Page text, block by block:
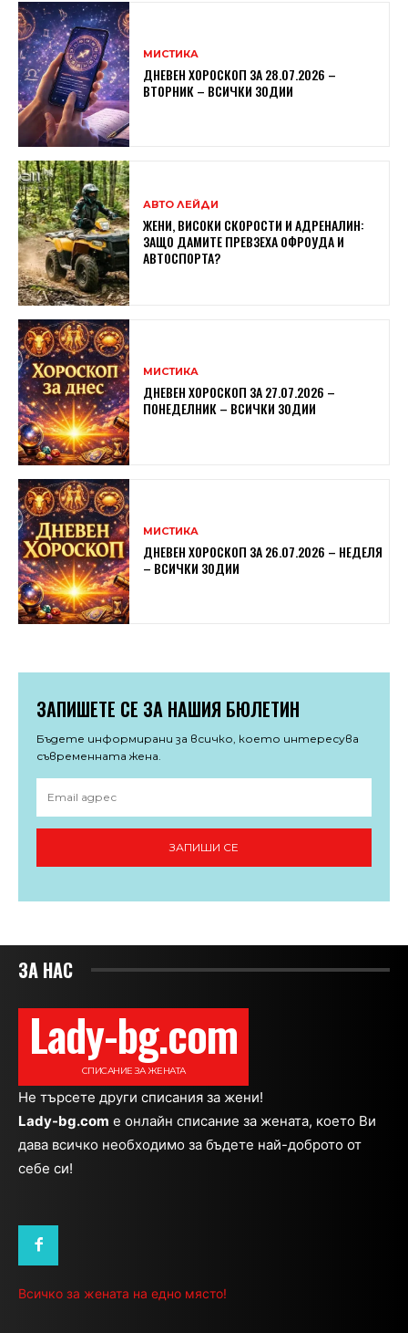
МИСТИКА
ДНЕВЕН ХОРОСКОП ЗА 28.07.2026 –
ВТОРНИК – ВСИЧКИ ЗОДИИ
АВТО ЛЕЙДИ
ЖЕНИ, ВИСОКИ СКОРОСТИ И АДРЕНАЛИН:
ЗАЩО ДАМИТЕ ПРЕВЗЕХА ОФРОУДА И
АВТОСПОРТА?
МИСТИКА
ДНЕВЕН ХОРОСКОП ЗА 27.07.2026 –
ПОНЕДЕЛНИК – ВСИЧКИ ЗОДИИ
МИСТИКА
ДНЕВЕН ХОРОСКОП ЗА 26.07.2026 – НЕДЕЛЯ
– ВСИЧКИ ЗОДИИ
ЗАПИШЕТЕ СЕ ЗА НАШИЯ БЮЛЕТИН
Бъдете информирани за всичко, което интересува
съвременната жена.
ЗАПИШИ СЕ
ЗА НАС
Lady-bg.com
СПИСАНИЕ ЗА ЖЕНАТА
Не търсете други списания за жени!
Lady-bg.com e онлайн списание за жената, което Ви
дава всичко необходимо за бъдете най-доброто от
себе си!
Всичко за жената на едно място!